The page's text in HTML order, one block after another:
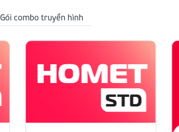
Gói combo truyền hình